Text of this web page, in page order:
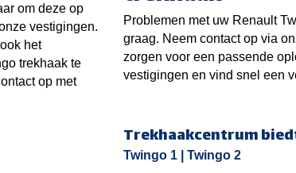
om deze op
vestigingen.
het
trekhaak te
op met
Problemen met uw Renault
graag. Neem contact op via
zorgen voor een passende
vestigingen en vind snel een
Trekhaakcentrum
Twingo 1 | Twingo 2